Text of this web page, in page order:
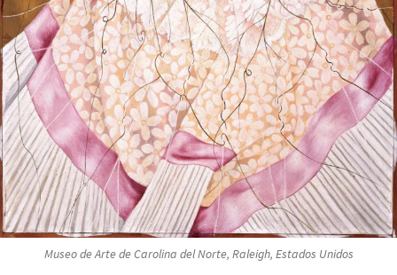
Museo de Arte de Carolina del Norte, Raleigh, Estados Unidos